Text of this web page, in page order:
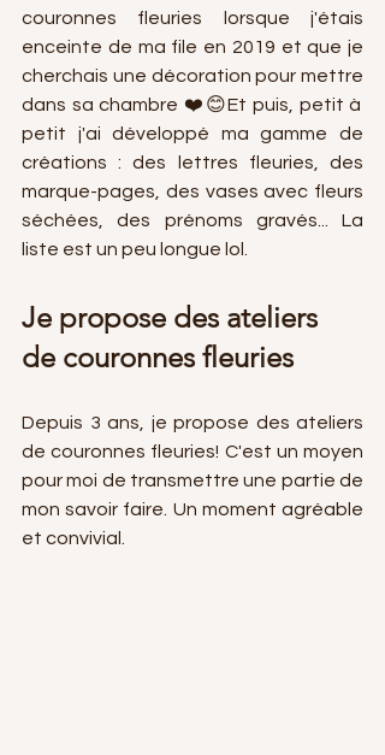
couronnes fleuries lorsque j'étais
enceinte de ma file en 2019 et que je
cherchais une décoration pour mettre
dans sa chambre ❤️😊Et puis, petit à
petit j'ai développé ma gamme de
créations : des lettres fleuries, des
marque-pages, des vases avec fleurs
séchées, des prénoms gravés... La
liste est un peu longue lol.
Je propose des ateliers
de couronnes fleuries
Depuis 3 ans, je propose des ateliers
de couronnes fleuries! C'est un moyen
pour moi de transmettre une partie de
mon savoir faire. Un moment agréable
et convivial.